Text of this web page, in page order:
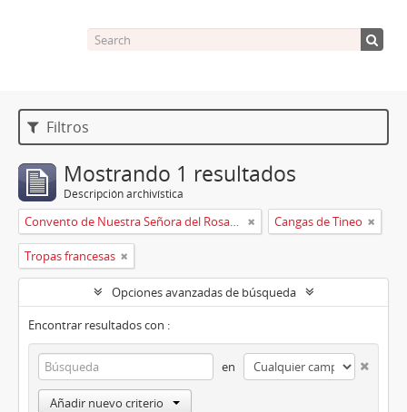
Filtros
Mostrando 1 resultados
Descripción archivística
Convento de Nuestra Señora del Rosario de Oviedo Cangas de Tineo
Tropas francesas
Opciones avanzadas de búsqueda
Encontrar resultados con :
en
Añadir nuevo criterio